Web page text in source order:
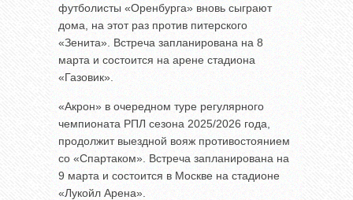
футболисты «Оренбурга» вновь сыграют
дома, на этот раз против питерского
«Зенита». Встреча запланирована на 8
марта и состоится на арене стадиона
«Газовик».
«Акрон» в очередном туре регулярного
чемпионата РПЛ сезона 2025/2026 года,
продолжит выездной вояж противостоянием
со «Спартаком». Встреча запланирована на
9 марта и состоится в Москве на стадионе
«Лукойл Арена».